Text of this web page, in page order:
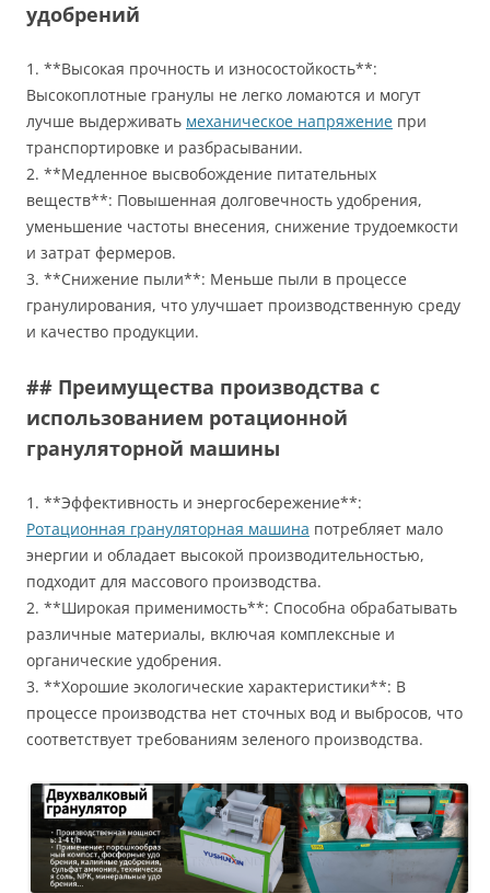
удобрений
1. **Высокая прочность и износостойкость**:
Высокоплотные гранулы не легко ломаются и могут
лучше выдерживать механическое напряжение при
транспортировке и разбрасывании.
2. **Медленное высвобождение питательных
веществ**: Повышенная долговечность удобрения,
уменьшение частоты внесения, снижение трудоемкости
и затрат фермеров.
3. **Снижение пыли**: Меньше пыли в процессе
гранулирования, что улучшает производственную среду
и качество продукции.
## Преимущества производства с
использованием ротационной
грануляторной машины
1. **Эффективность и энергосбережение**:
Ротационная грануляторная машина потребляет мало
энергии и обладает высокой производительностью,
подходит для массового производства.
2. **Широкая применимость**: Способна обрабатывать
различные материалы, включая комплексные и
органические удобрения.
3. **Хорошие экологические характеристики**: В
процессе производства нет сточных вод и выбросов, что
соответствует требованиям зеленого производства.